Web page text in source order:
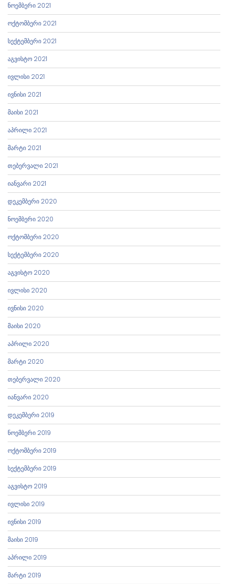
ნოემბერი 2021
ოქტომბერი 2021
სექტემბერი 2021
აგვისტო 2021
ივლისი 2021
ივნისი 2021
მაისი 2021
აპრილი 2021
მარტი 2021
თებერვალი 2021
იანვარი 2021
დეკემბერი 2020
ნოემბერი 2020
ოქტომბერი 2020
სექტემბერი 2020
აგვისტო 2020
ივლისი 2020
ივნისი 2020
მაისი 2020
აპრილი 2020
მარტი 2020
თებერვალი 2020
იანვარი 2020
დეკემბერი 2019
ნოემბერი 2019
ოქტომბერი 2019
სექტემბერი 2019
აგვისტო 2019
ივლისი 2019
ივნისი 2019
მაისი 2019
აპრილი 2019
მარტი 2019